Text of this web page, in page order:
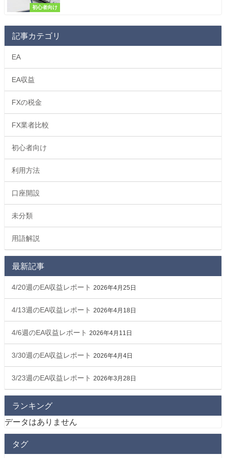
初心者向け
記事カテゴリ
EA
EA収益
FXの税金
FX業者比較
初心者向け
利用方法
口座開設
未分類
用語解説
最新記事
4/20週のEA収益レポート 2026年4月25日
4/13週のEA収益レポート 2026年4月18日
4/6週のEA収益レポート 2026年4月11日
3/30週のEA収益レポート 2026年4月4日
3/23週のEA収益レポート 2026年3月28日
ランキング
データはありません
タグ